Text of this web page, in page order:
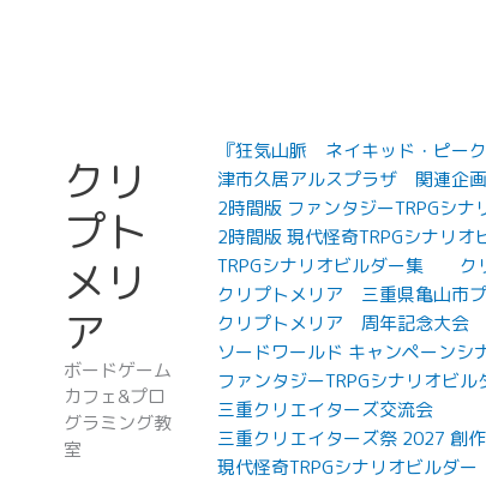
クリ
プト
メリ
ア
ボードゲーム
カフェ&プロ
グラミング教
室
『狂気山脈 ネイキッド・ピー
津市久居アルスプラザ 関連企
2時間版 ファンタジーTRPGシナ
2時間版 現代怪奇TRPGシナリオ
TRPGシナリオビルダー集
ク
クリプトメリア 三重県亀山市
クリプトメリア 周年記念大会
ソードワールド キャンペーンシ
ファンタジーTRPGシナリオビル
三重クリエイターズ交流会
三重クリエイターズ祭 2027 創
現代怪奇TRPGシナリオビルダー